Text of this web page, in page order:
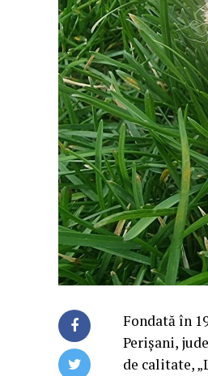
Fondată în
Perișani,
de calitate,